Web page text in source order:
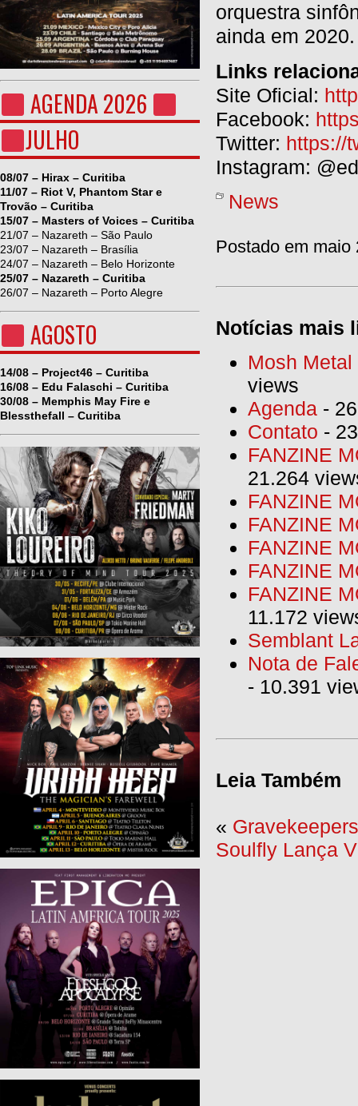
AGENDA 2026
JULHO
08/07 – Hirax – Curitiba
11/07 – Riot V, Phantom Star e
Trovão – Curitiba
15/07 – Masters of Voices – Curitiba
21/07 – Nazareth – São Paulo
23/07 – Nazareth – Brasília
24/07 – Nazareth – Belo Horizonte
25/07 – Nazareth – Curitiba
26/07 – Nazareth – Porto Alegre
AGOSTO
14/08 – Project46 – Curitiba
16/08 – Edu Falaschi – Curitiba
30/08 – Memphis May Fire e
Blessthefall – Curitiba
orquestra
ainda em 2020.
Links
Site Oficial:
Facebook:
Twitter: https://
Instagram:
News
Postado em maio
Notícias mais
Mosh
views
Agenda -
Contato -
FANZINE
21.264
FANZINE
FANZINE
FANZINE
FANZINE
FANZINE
11.172
Semblant
Nota de
- 10.391
Leia Também
«
Soulfly Lança